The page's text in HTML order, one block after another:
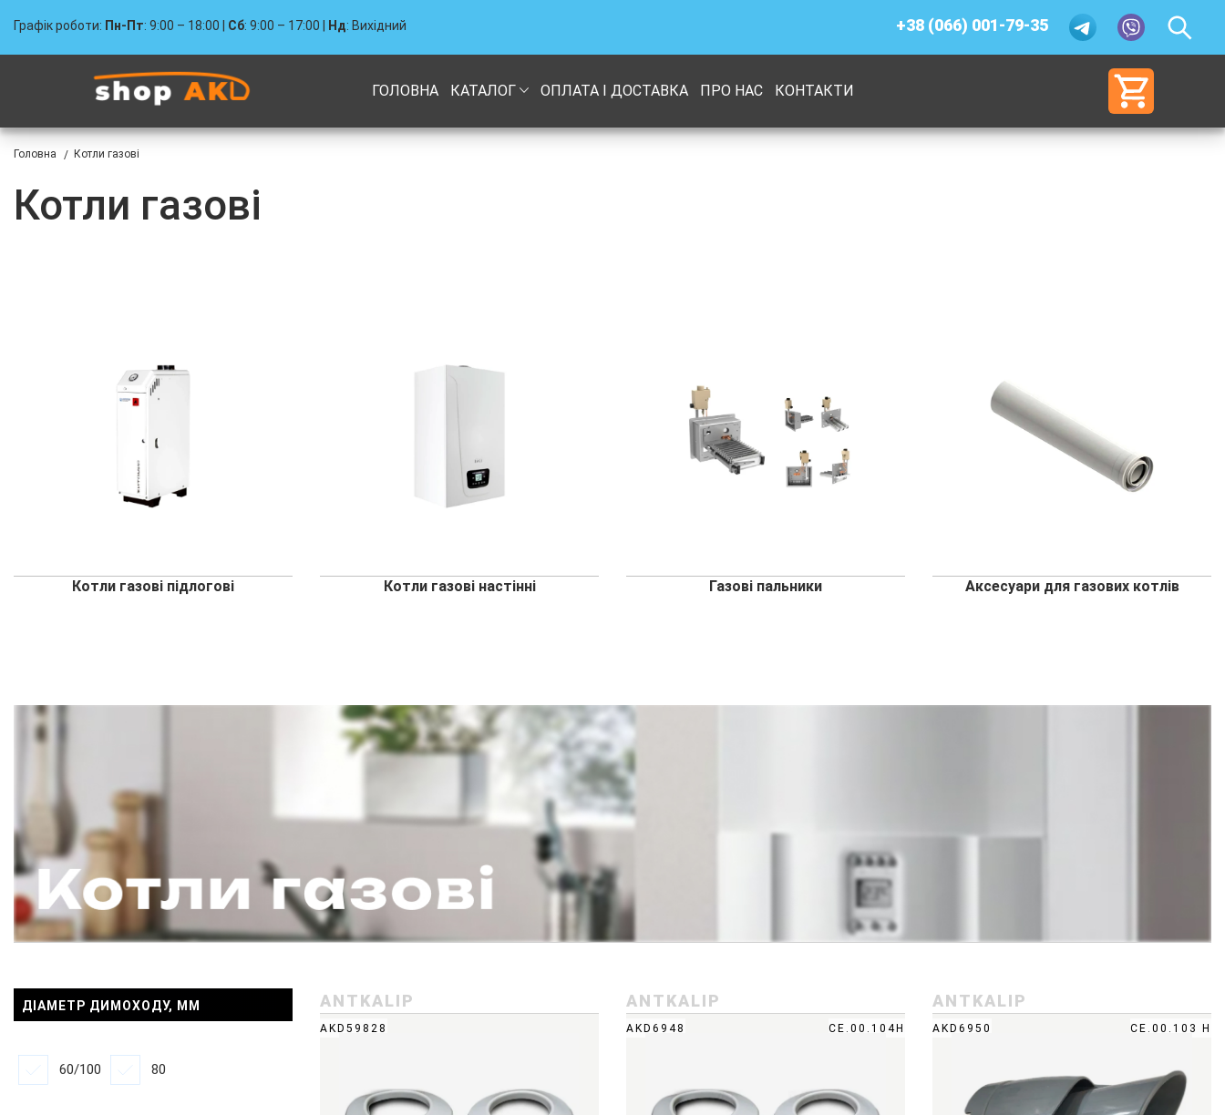
Графік роботи: Пн-Пт: 9:00 – 18:00 | Сб: 9:00 – 17:00 | Нд: Вихідний +38 (066) 001-79-35
ГОЛОВНА КАТАЛОГ ОПЛАТА І ДОСТАВКА ПРО НАС КОНТАКТИ
Головна / Котли газові
Котли газові
Котли газові підлогові Котли газові настінні Газові пальники Аксесуари для газових котлів
ДІАМЕТР ДИМОХОДУ, ММ
60/100 80
ANTKALIP
AKD59828
ANTKALIP
AKD6948 СЕ.00.104Н
ANTKALIP
AKD6950 CE.00.103 H